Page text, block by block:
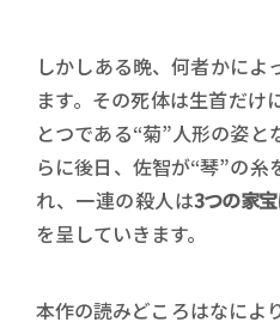
しかしある晩、何者かに
ます。その死体は生首だけ
とつである“菊”人形の姿と
らに後日、佐智が“琴”の糸
れ、一連の殺人は3つの家
を呈していきます。
本作の読みどころはなにより